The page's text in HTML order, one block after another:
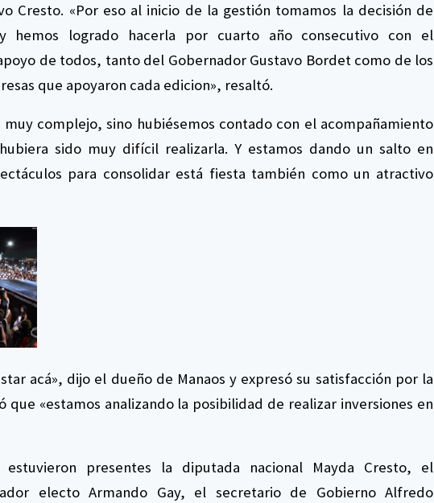
Cresto. «Por eso al inicio de la gestión tomamos la decisión de
hemos logrado hacerla por cuarto año consecutivo con el
de todos, tanto del Gobernador Gustavo Bordet como de los
que apoyaron cada edicion», resaltó.
muy complejo, sino hubiésemos contado con el acompañamiento
sido muy difícil realizarla. Y estamos dando un salto en
para consolidar está fiesta también como un atractivo
acá», dijo el dueño de Manaos y expresó su satisfacción por la
que «estamos analizando la posibilidad de realizar inversiones en
presentes la diputada nacional Mayda Cresto, el
electo Armando Gay, el secretario de Gobierno Alfredo